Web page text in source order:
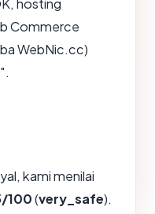
hosting
Commerce
WebNic.cc)
kami menilai
100(very_safe).